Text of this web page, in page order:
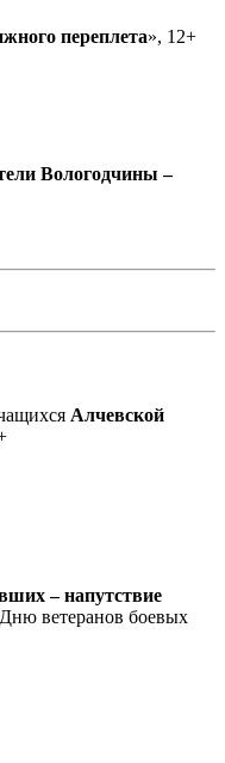
переплета», 12+
Вологодчины –
Алчевской
– напутствие
ветеранов боевых